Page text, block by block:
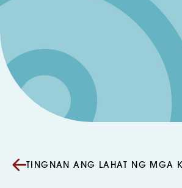
TINGNAN ANG LAHAT NG MGA